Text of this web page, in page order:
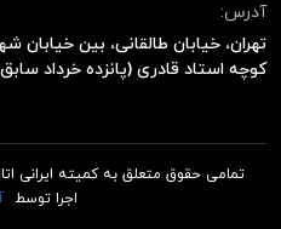
آدرس:
تهران، خیابان طالقانی، بین
کوچه استاد قادری (پانزده خرداد سابق)، پلاک ۶،
تمامی حقوق متعلق به کمیته ایرانی
اجرا توسط